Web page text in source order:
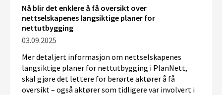
Nå blir det enklere å få oversikt over
nettselskapenes langsiktige planer for
nettutbygging
03.09.2025
Mer detaljert informasjon om nettselskapenes
langsiktige planer for nettutbygging i PlanNett,
skal gjøre det lettere for berørte aktører å få
oversikt – også aktører som tidligere var involvert i